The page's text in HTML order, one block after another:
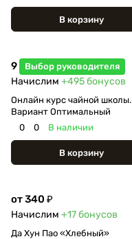
В корзину
Выбор руководителя
9 900 ₽14 900 ₽ -34%
Начислим +495бонусов
Онлайн курс чайной школы.
Вариант Оптимальный
0
0 В наличии
В корзину
от 340 ₽
Начислим +17бонусов
Да Хун Пао «Хлебный»